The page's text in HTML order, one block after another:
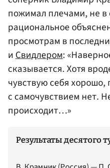
пожимал плечами, не в
рациональное
просмотрам в
и Свидлером:
сказывается. Хотя
чувствую себя хорошо,
с самочувствием нет.
происходит…»
Результаты десятого